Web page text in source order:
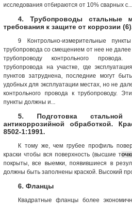
исследования отбираются от 10% сварных с...
4. Трубопроводы стальные
требования к защите от коррозии
9 Контрольно-измерительные
трубопровода со смещением от нее не далее
трубопроводу контрольного
трубопровода на участке, где
пунктов затруднена, последние могут
удобных для эксплуатации местах, но не
контрольного провода к трубопроводу.
пункты должны и...
5. Подготовка стальной
антикоррозийной обработкой.
8502-1:1991.
К тому же, чем грубее профиль
краски чтобы вся поверхность (высшие т
покрыты, все выемки, появившиеся в
должны быть заполнены краской. Высокий
6. Фланцы
Квадратные фланцы более